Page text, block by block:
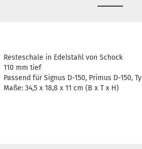
Resteschale in Edelstahl von Schock
110 mm tief
Passend für Signus D-150, Primus D-150,
Maße: 34,5 x 18,8 x 11 cm (B x T x H)